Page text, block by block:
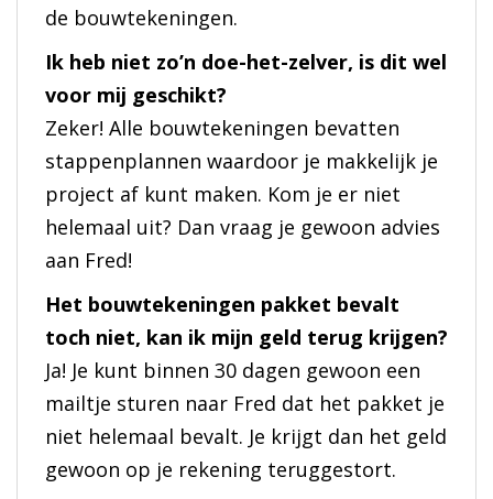
de bouwtekeningen.
Ik heb niet zo’n doe-het-zelver, is dit wel
voor mij geschikt?
Zeker! Alle bouwtekeningen bevatten
stappenplannen waardoor je makkelijk je
project af kunt maken. Kom je er niet
helemaal uit? Dan vraag je gewoon advies
aan Fred!
Het bouwtekeningen pakket bevalt
toch niet, kan ik mijn geld terug krijgen?
Ja! Je kunt binnen 30 dagen gewoon een
mailtje sturen naar Fred dat het pakket je
niet helemaal bevalt. Je krijgt dan het geld
gewoon op je rekening teruggestort.